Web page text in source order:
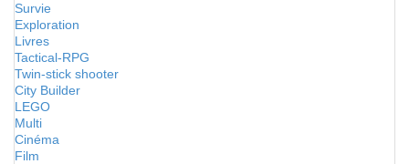
Survie
Exploration
Livres
Tactical-RPG
Twin-stick shooter
City Builder
LEGO
Multi
Cinéma
Film